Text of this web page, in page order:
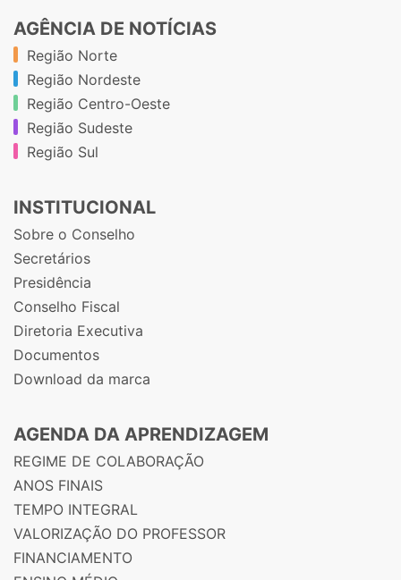
AGÊNCIA DE NOTÍCIAS
Região Norte
Região Nordeste
Região Centro-Oeste
Região Sudeste
Região Sul
INSTITUCIONAL
Sobre o Conselho
Secretários
Presidência
Conselho Fiscal
Diretoria Executiva
Documentos
Download da marca
AGENDA DA APRENDIZAGEM
REGIME DE COLABORAÇÃO
ANOS FINAIS
TEMPO INTEGRAL
VALORIZAÇÃO DO PROFESSOR
FINANCIAMENTO